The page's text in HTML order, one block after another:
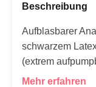
Beschreibung
Aufblasbarer
schwarzem
(extrem
Mehr erfahren